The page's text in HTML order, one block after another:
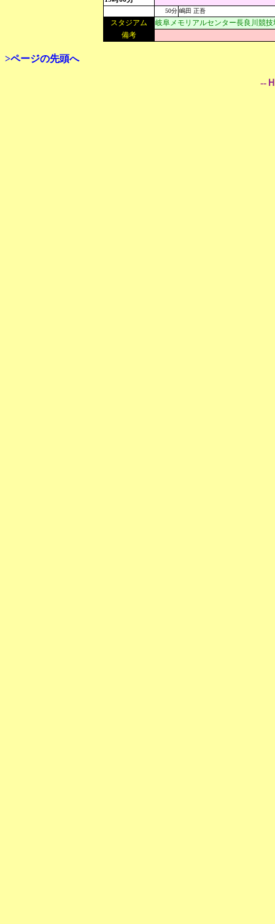
50分 嶋田 正吾
スタジアム
岐阜メモリアルセンター長良川競技
備考
>ページの先頭へ
--